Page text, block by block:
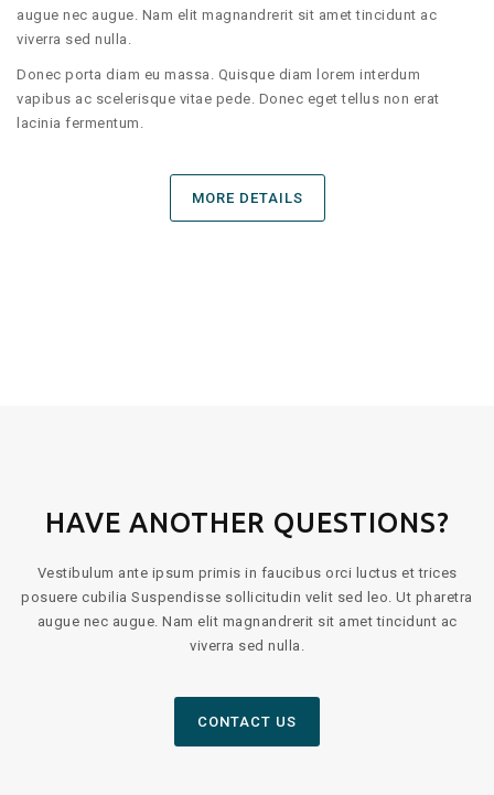
augue nec augue. Nam elit magnandrerit sit amet tincidunt ac
viverra sed nulla.
Donec porta diam eu massa. Quisque diam lorem interdum
vapibus ac scelerisque vitae pede. Donec eget tellus non erat
lacinia fermentum.
MORE DETAILS
HAVE ANOTHER QUESTIONS?
Vestibulum ante ipsum primis in faucibus orci luctus et trices
posuere cubilia Suspendisse sollicitudin velit sed leo. Ut pharetra
augue nec augue. Nam elit magnandrerit sit amet tincidunt ac
viverra sed nulla.
CONTACT US